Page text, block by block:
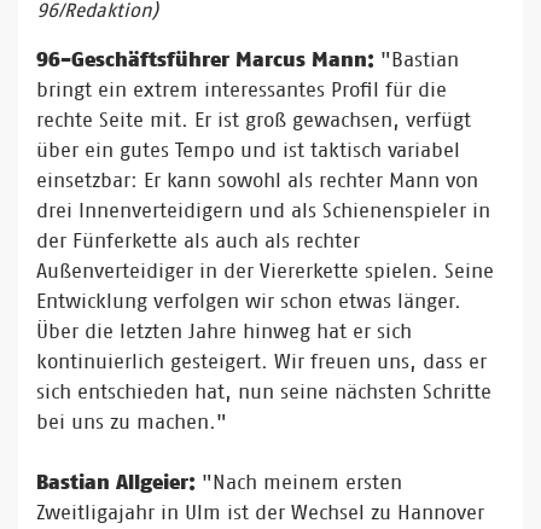
96/Redaktion)
96-Geschäftsführer Marcus Mann: "Bastian
bringt ein extrem interessantes Profil für die
rechte Seite mit. Er ist groß gewachsen, verfügt
über ein gutes Tempo und ist taktisch variabel
einsetzbar: Er kann sowohl als rechter Mann von
drei Innenverteidigern und als Schienenspieler in
der Fünferkette als auch als rechter
Außenverteidiger in der Viererkette spielen. Seine
Entwicklung verfolgen wir schon etwas länger.
Über die letzten Jahre hinweg hat er sich
kontinuierlich gesteigert. Wir freuen uns, dass er
sich entschieden hat, nun seine nächsten Schritte
bei uns zu machen."
Bastian Allgeier: "Nach meinem ersten
Zweitligajahr in Ulm ist der Wechsel zu Hannover